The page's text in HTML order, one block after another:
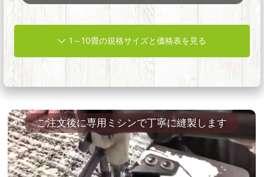
1～10畳の規格サイズと価格表を見る
ご注文後に専用ミシンで丁寧に縫製します